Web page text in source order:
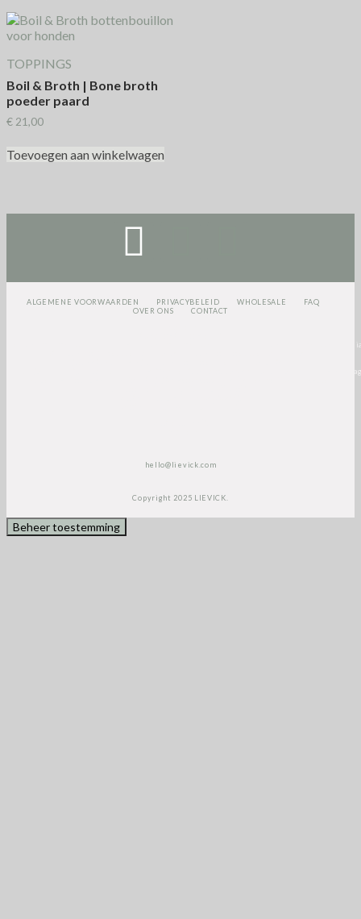
TOPPINGS
Boil & Broth | Bone broth
poeder paard
€ 21,00
Toevoegen aan winkelwagen
ALGEMENE VOORWAARDEN PRIVACYBELEID WHOLESALE
FAQ
OVER ONS
CONTACT
hello@lievick.com
Copyright 2025 LIEVICK.
Beheer toestemming